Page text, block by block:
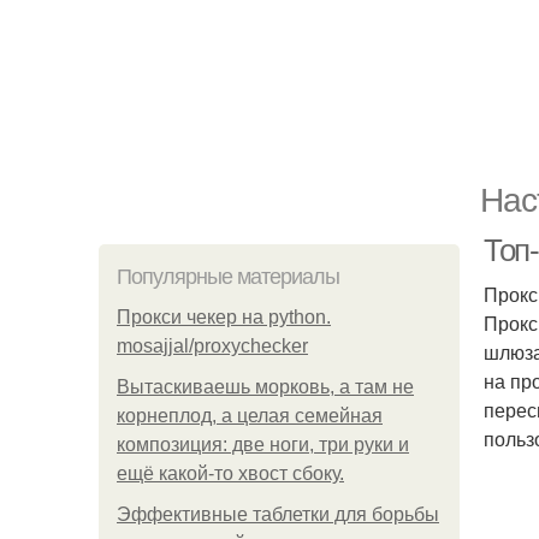
Популярные материалы
Прокси чекер на python.
mosajjal/proxychecker
Вытаскиваешь морковь, а там не
корнеплод, а целая семейная
композиция: две ноги, три руки и
ещё какой-то хвост сбоку.
Эффективные таблетки для борьбы
на